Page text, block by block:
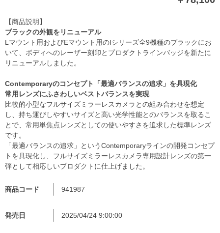
商品コード 941987
発売日 2025/04/24 9:00:00
【商品説明】
ブラックの外観をリニューアル
Lマウント用およびEマウント用のIシリーズ全9機種のブラックにお
いて、ボディへのレーザー刻印とプロダクトラインバッジを新たに
リニューアルしました。
Contemporaryのコンセプト「最適バランスの追求」を具現化
常用レンズにふさわしいベストバランスを実現
比較的小型なフルサイズミラーレスカメラとの組み合わせを想定
し、持ち運びしやすいサイズと高い光学性能とのバランスを取るこ
とで、常用単焦点レンズとしての使いやすさを追求した標準レンズ
です。
「最適バランスの追求」というContemporaryラインの開発コンセプ
トを具現化し、フルサイズミラーレスカメラ専用設計レンズの第一
弾として相応しいプロダクトに仕上げました。